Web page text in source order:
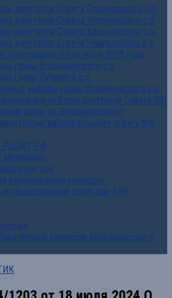
депутатов Совета Сладковского с.п.
депутатов Совета Упорненского с.п.
депутатов Совета Харьковского с.п.
депутатов Совета Чамлыкского с.п.
голосования 9 сентября 2018 года
главы Владимирского с.п.
главы Лучевого с.п.
выборы главы Отважненского с.п.
выборы депутатов Совета МО
район по Владимирскому
избирательному округу №6
РЦОИТ РФ
культуры
избирательная комиссия
общественный совет при ТИК
комиссии Краснодарского